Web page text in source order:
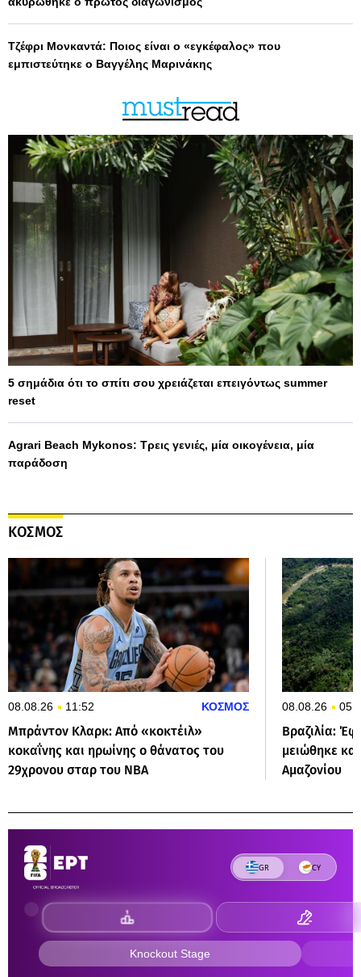
Τζέφρι Μονκαντά: Ποιος είναι ο «εγκέφαλος» που
εμπιστεύτηκε ο Βαγγέλης Μαρινάκης
5 σημάδια ότι το σπίτι σου χρειάζεται επειγόντως summer
reset
Agrari Beach Mykonos: Τρεις γενιές, μία οικογένεια, μία
παράδοση
ΚΟΣΜΟΣ
08.08.26 11:52 ΚΟΣΜΟΣ
Μπράντον Κλαρκ: Από «κοκτέιλ»
κοκαΐνης και ηρωίνης ο θάνατος του
29χρονου σταρ του NBA
08.08.26
Βραζιλία:
μειώθηκε
Αμαζονίου